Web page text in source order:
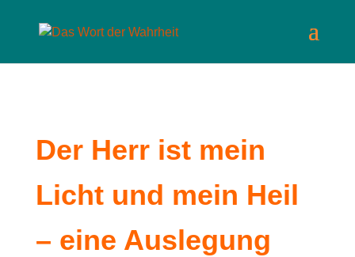
Der Herr ist mein
Licht und mein Heil
– eine Auslegung